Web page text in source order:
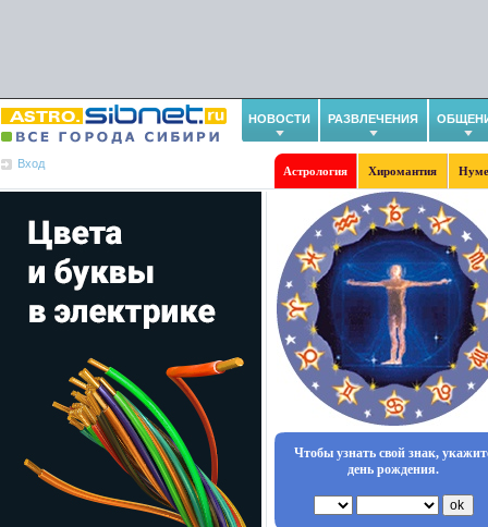
НОВОСТИ РАЗВЛЕЧЕНИЯ
Вход
Астрология Хиромантия
Чтобы узнать свой знак,
день рождения.